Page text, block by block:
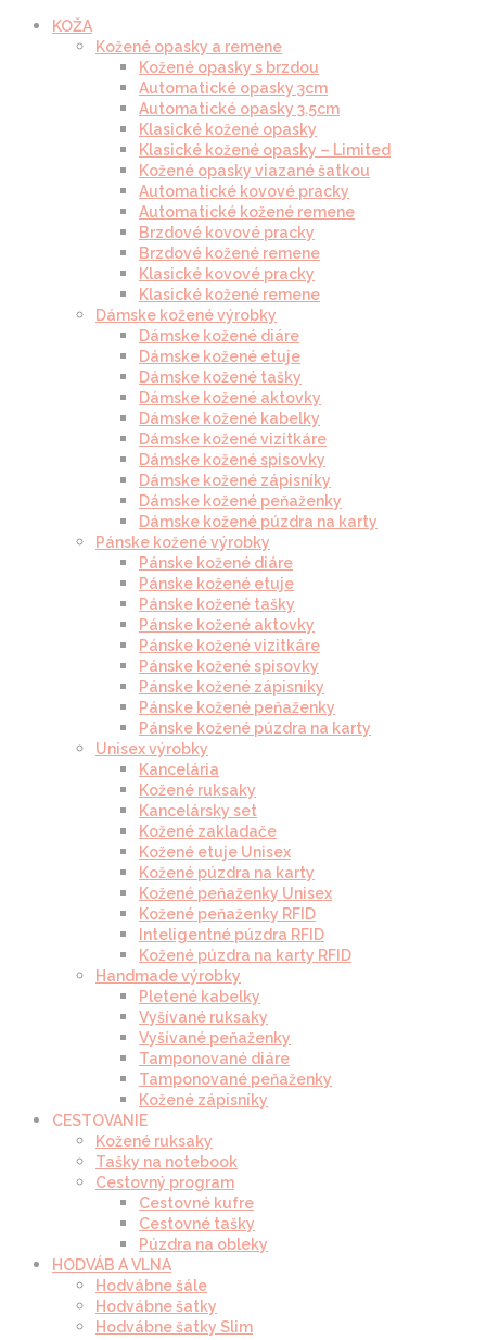
KOŽA
Kožené opasky a remene
Kožené opasky s brzdou
Automatické opasky 3cm
Automatické opasky 3.5cm
Klasické kožené opasky
Klasické kožené opasky – Limited
Kožené opasky viazané šatkou
Automatické kovové pracky
Automatické kožené remene
Brzdové kovové pracky
Brzdové kožené remene
Klasické kovové pracky
Klasické kožené remene
Dámske kožené výrobky
Dámske kožené diáre
Dámske kožené etuje
Dámske kožené tašky
Dámske kožené aktovky
Dámske kožené kabelky
Dámske kožené vizitkáre
Dámske kožené spisovky
Dámske kožené zápisníky
Dámske kožené peňaženky
Dámske kožené púzdra na karty
Pánske kožené výrobky
Pánske kožené diáre
Pánske kožené etuje
Pánske kožené tašky
Pánske kožené aktovky
Pánske kožené vizitkáre
Pánske kožené spisovky
Pánske kožené zápisníky
Pánske kožené peňaženky
Pánske kožené púzdra na karty
Unisex výrobky
Kancelária
Kožené ruksaky
Kancelársky set
Kožené zakladače
Kožené etuje Unisex
Kožené púzdra na karty
Kožené peňaženky Unisex
Kožené peňaženky RFID
Inteligentné púzdra RFID
Kožené púzdra na karty RFID
Handmade výrobky
Pletené kabelky
Vyšívané ruksaky
Vyšívané peňaženky
Tamponované diáre
Tamponované peňaženky
Kožené zápisníky
CESTOVANIE
Kožené ruksaky
Tašky na notebook
Cestovný program
Cestovné kufre
Cestovné tašky
Púzdra na obleky
HODVÁB A VLNA
Hodvábne šále
Hodvábne šatky
Hodvábne šatky Slim